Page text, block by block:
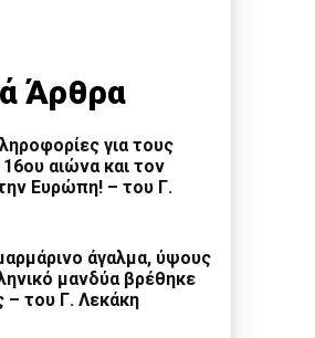
Άρθρα
για τους
αιώνα και τον
Ευρώπη! – του Γ.
άγαλμα, ύψους
μανδύα βρέθηκε
– του Γ. Λεκάκη